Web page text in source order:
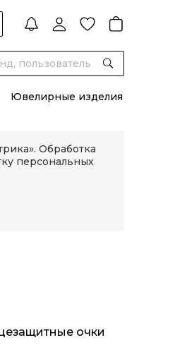
Ювелирные изделия
Обработка
персональных
очки